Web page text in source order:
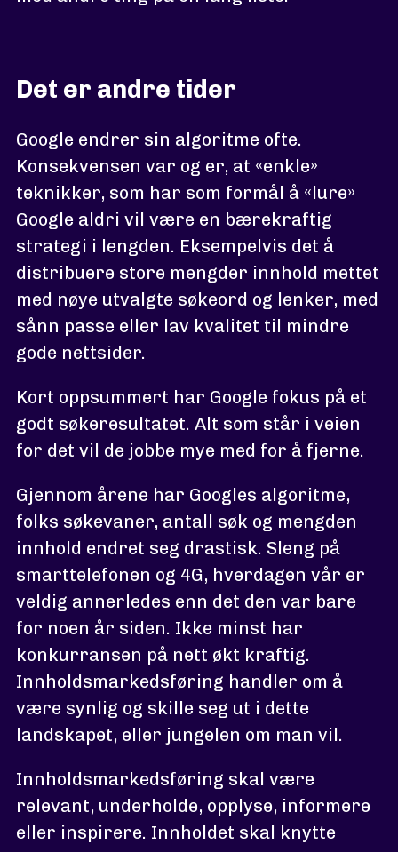
Det er andre tider
Google endrer sin algoritme ofte.
Konsekvensen var og er, at «enkle»
teknikker, som har som formål å «lure»
Google aldri vil være en bærekraftig
strategi i lengden. Eksempelvis det å
distribuere store mengder innhold mettet
med nøye utvalgte søkeord og lenker, med
sånn passe eller lav kvalitet til mindre
gode nettsider.
Kort oppsummert har Google fokus på et
godt søkeresultatet. Alt som står i veien
for det vil de jobbe mye med for å fjerne.
Gjennom årene har Googles algoritme,
folks søkevaner, antall søk og mengden
innhold endret seg drastisk. Sleng på
smarttelefonen og 4G, hverdagen vår er
veldig annerledes enn det den var bare
for noen år siden. Ikke minst har
konkurransen på nett økt kraftig.
Innholdsmarkedsføring handler om å
være synlig og skille seg ut i dette
landskapet, eller jungelen om man vil.
Innholdsmarkedsføring skal være
relevant, underholde, opplyse, informere
eller inspirere. Innholdet skal knytte